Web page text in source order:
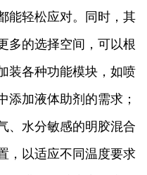
能轻松应对。同时，其
多的选择空间，可以根
装各种功能模块，如喷
添加液体助剂的需求；
、水分敏感的明胶混合
，以适应不同温度要求